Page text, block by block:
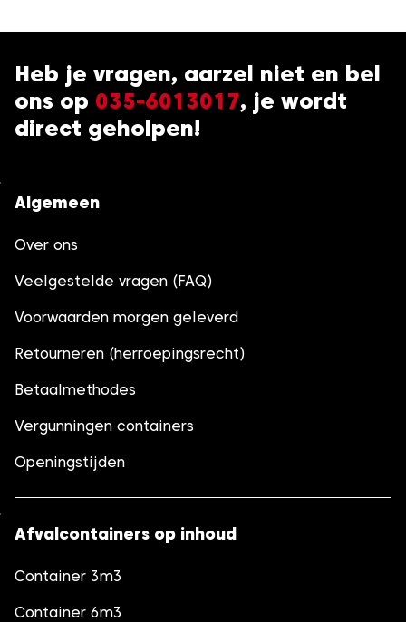
variaties.
optie
kan
gekozen
worden
Heb je vragen, aarzel niet en bel
ons op 035-6013017, je wordt
direct geholpen!
Algemeen
Over ons
Veelgestelde vragen (FAQ)
Voorwaarden morgen geleverd
Retourneren (herroepingsrecht)
Betaalmethodes
Vergunningen containers
Openingstijden
Afvalcontainers op inhoud
Container 3m3
Container 6m3